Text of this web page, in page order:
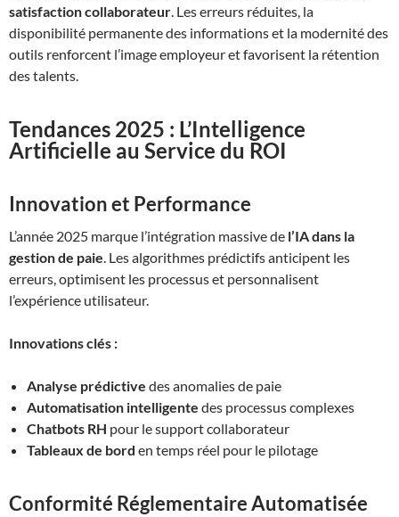
satisfaction collaborateur. Les erreurs réduites, la
disponibilité permanente des informations et la modernité des
outils renforcent l’image employeur et favorisent la rétention
des talents.
Tendances 2025 : L’Intelligence
Artificielle au Service du ROI
Innovation et Performance
L’année 2025 marque l’intégration massive de l’IA dans la
gestion de paie. Les algorithmes prédictifs anticipent les
erreurs, optimisent les processus et personnalisent
l’expérience utilisateur.
Innovations clés :
Analyse prédictive des anomalies de paie
Automatisation intelligente des processus complexes
Chatbots RH pour le support collaborateur
Tableaux de bord en temps réel pour le pilotage
Conformité Réglementaire Automatisée